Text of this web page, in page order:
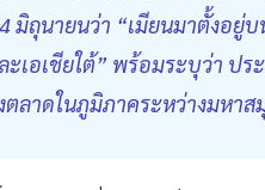
มิถุนายนว่า “เมียนมาตั้งอยู่
ะเอเชียใต้” พร้อมระบุว่า ป
ตลาดในภูมิภาคระหว่างมหา